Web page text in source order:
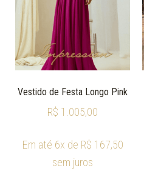
Vestido de Festa Longo Pink
R$ 1.005,00
Em até 6x de R$ 167,50
sem juros